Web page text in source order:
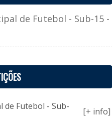
de Futebol - Sub-15 -
de Futebol - Sub-
[+ info]